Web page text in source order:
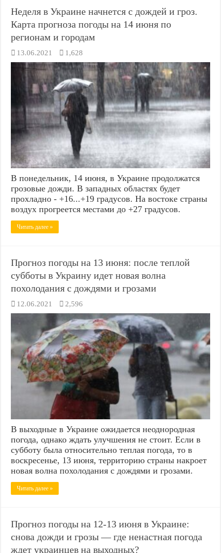
Неделя в Украине начнется с дождей и гроз.
Карта прогноза погоды на 14 июня по
регионам и городам
13.06.2021 1,628
В понедельник, 14 июня, в Украине продолжатся
грозовые дожди. В западных областях будет
прохладно - +16...+19 градусов. На востоке страны
воздух прогреется местами до +27 градусов.
Читать далее »
Прогноз погоды на 13 июня: после теплой
субботы в Украину идет новая волна
похолодания с дождями и грозами
12.06.2021 2,596
В выходные в Украине ожидается неоднородная
погода, однако ждать улучшения не стоит. Если в
субботу была относительно теплая погода, то в
воскресенье, 13 июня, территорию страны накроет
новая волна похолодания с дождями и грозами.
Читать далее »
Прогноз погоды на 12-13 июня в Украине:
снова дожди и грозы — где ненастная погода
ждет украинцев на выходных?